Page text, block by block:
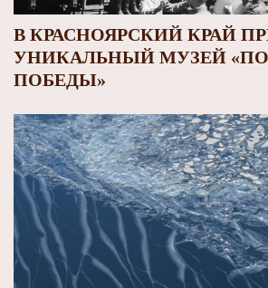
В КРАСНОЯРСКИЙ КРАЙ
УНИКАЛЬНЫЙ МУЗЕЙ
ПОБЕДЫ»